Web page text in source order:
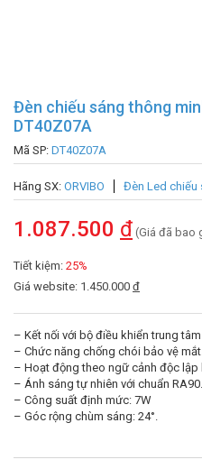
Đèn chiếu sáng thông
DT40Z07A
Mã SP: DT40Z07A
Hãng SX: ORVIBO Đèn Led chiếu
1.087.500 đ (Giá đã bao
Tiết kiệm: 25%
Giá website: 1.450.000 đ
– Kết nối với bộ điều khiển trung
– Chức năng chống chói bảo vệ
– Hoạt động theo ngữ cảnh độc
– Ánh sáng tự nhiên với chuẩn RA90.
– Công suất định mức: 7W
– Góc rộng chùm sáng: 24°.